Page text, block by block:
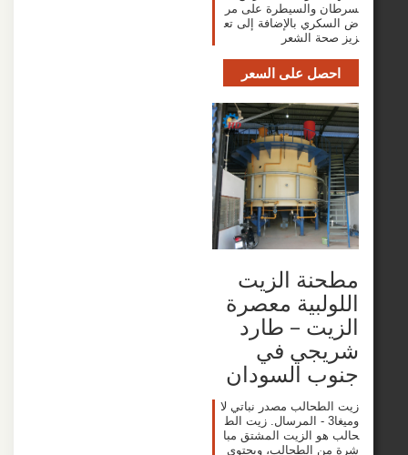
والسيطرة على مر
بالإضافة إلى تع
على السعر
الزيت
معصرة
– طارد
في
السودان
مصدر نباتي لا
وميغا3 - المرسال. زيت الط
الزيت المشتق مبا
الطحالب، ويحتوي